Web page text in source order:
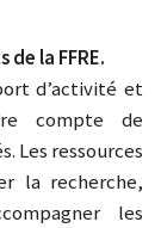
la FFRE.
d’activité et
compte de
Les ressources
la recherche,
les